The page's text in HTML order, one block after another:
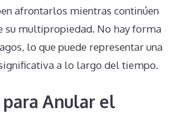
afrontarlos mientras continúen
su multipropiedad. No hay forma
lo que puede representar una
a lo largo del tiempo.
Anular el